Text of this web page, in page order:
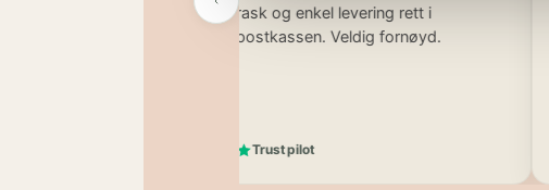
rask og enkel levering rett i
postkassen. Veldig fornøyd.
Trustpilot